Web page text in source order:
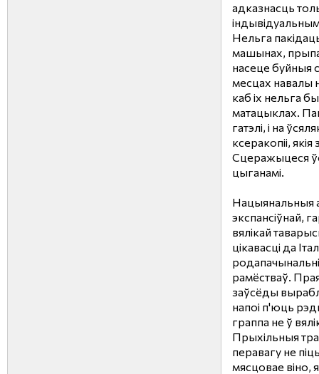
адказнасць
Нельга
машынах,
насеце буйныя
месцах навалы
каб іх нельга
матацыклах.
гатэлі, і на
ксеракопіі,
Сцеражыцеся
цыганамі.
Нацыянальныя
экспансіўнай,
вялікай
цікавасці да
рамёстваў.
заўсёды
напоі п'юць
граппа не ў
Прыхільныя
перавагу не
мясцовае віно,